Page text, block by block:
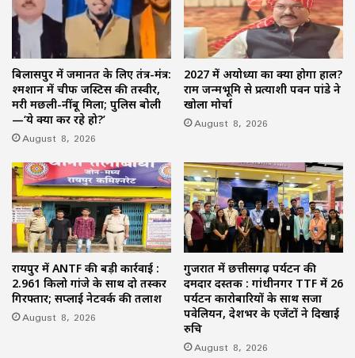
बिलासपुर में जमानत के लिए तंत्र-मंत्र:
श्मशान में चीफ जस्टिस की तस्वीर,
मरी मछली-नींबू मिला; पुलिस बोली
—‘ये क्या कर रहे हो?’
August 8, 2026
2027 में अयोध्या का क्या होगा हाल?
राम जन्मभूमि से प्रत्याशी पवन पांडे ने
खोला मोर्चा
August 8, 2026
रायपुर में ANTF की बड़ी कार्रवाई :
2.961 किलो गांजे के साथ दो तस्कर
गिरफ्तार; सप्लाई नेटवर्क की तलाश
August 8, 2026
गुजरात में छत्तीसगढ़ पर्यटन की
दमदार दस्तक : गांधीनगर TTF में 26
पर्यटन कारोबारियों के साथ सजा
पवेलियन, देशभर के एजेंटों ने दिखाई
रुचि
August 8, 2026